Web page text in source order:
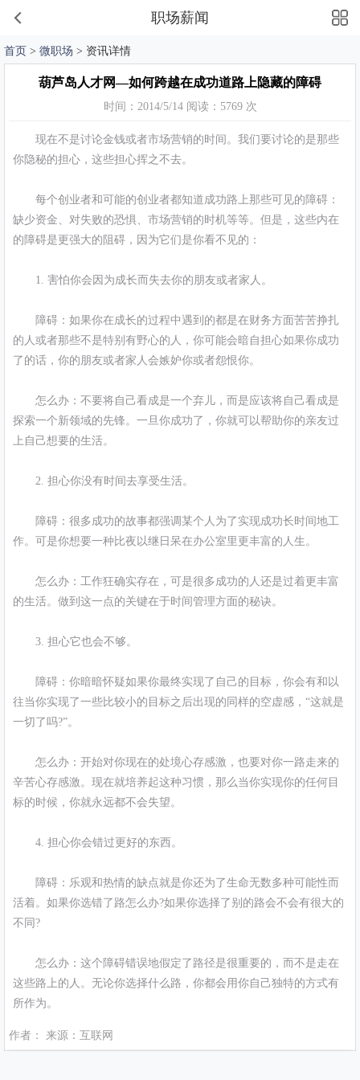
职场薪闻
首页 > 微职场 > 资讯详情
葫芦岛人才网—如何跨越在成功道路上隐藏的障碍
时间：2014/5/14 阅读：5769 次
现在不是讨论金钱或者市场营销的时间。我们要讨论的是那些
你隐秘的担心，这些担心挥之不去。
每个创业者和可能的创业者都知道成功路上那些可见的障碍：
缺少资金、对失败的恐惧、市场营销的时机等等。但是，这些内在
的障碍是更强大的阻碍，因为它们是你看不见的：
1. 害怕你会因为成长而失去你的朋友或者家人。
障碍：如果你在成长的过程中遇到的都是在财务方面苦苦挣扎
的人或者那些不是特别有野心的人，你可能会暗自担心如果你成功
了的话，你的朋友或者家人会嫉妒你或者怨恨你。
怎么办：不要将自己看成是一个弃儿，而是应该将自己看成是
探索一个新领域的先锋。一旦你成功了，你就可以帮助你的亲友过
上自己想要的生活。
2. 担心你没有时间去享受生活。
障碍：很多成功的故事都强调某个人为了实现成功长时间地工
作。可是你想要一种比夜以继日呆在办公室里更丰富的人生。
怎么办：工作狂确实存在，可是很多成功的人还是过着更丰富
的生活。做到这一点的关键在于时间管理方面的秘诀。
3. 担心它也会不够。
障碍：你暗暗怀疑如果你最终实现了自己的目标，你会有和以
往当你实现了一些比较小的目标之后出现的同样的空虚感，“这就是
一切了吗?”。
怎么办：开始对你现在的处境心存感激，也要对你一路走来的
辛苦心存感激。现在就培养起这种习惯，那么当你实现你的任何目
标的时候，你就永远都不会失望。
4. 担心你会错过更好的东西。
障碍：乐观和热情的缺点就是你还为了生命无数多种可能性而
活着。如果你选错了路怎么办?如果你选择了别的路会不会有很大的
不同?
怎么办：这个障碍错误地假定了路径是很重要的，而不是走在
这些路上的人。无论你选择什么路，你都会用你自己独特的方式有
所作为。
作者： 来源：互联网